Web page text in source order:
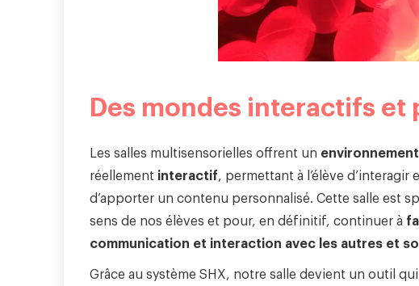
Des mondes interactifs et
Les salles multisensorielles offrent un environnement
réellement interactif, permettant à l’élève
d’apporter un contenu personnalisé. Cette salle est
sens de nos élèves et pour, en définitif, continuer à
communication et interaction avec les autres et
Grâce au système SHX, notre salle devient un outil